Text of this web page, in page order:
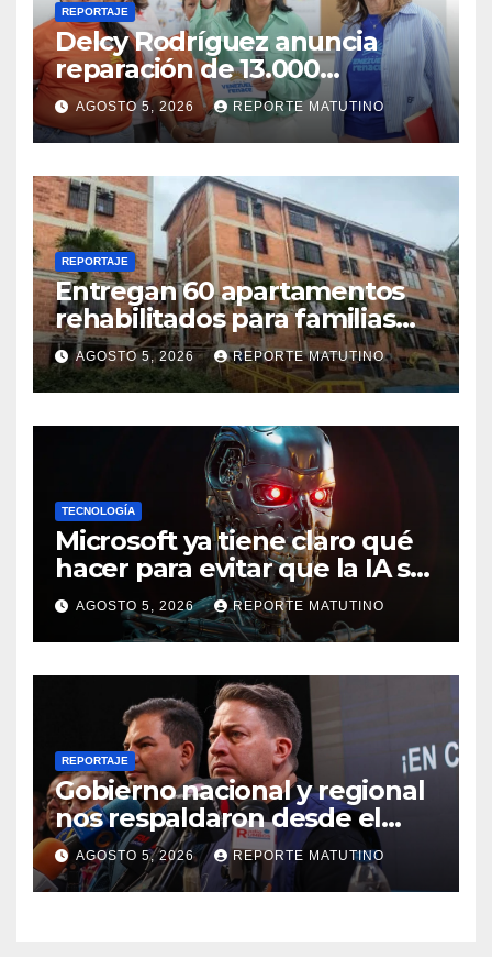
REPORTAJE
Delcy Rodríguez anuncia
reparación de 13.000
viviendas afectadas por los
terremotos
AGOSTO 5, 2026 REPORTE MATUTINO
REPORTAJE
Entregan 60 apartamentos
rehabilitados para familias
del urbanismo Ana Victoria
en La Guaira
AGOSTO 5, 2026 REPORTE MATUTINO
TECNOLOGÍA
Microsoft ya tiene claro qué
hacer para evitar que la IA se
salga de control
AGOSTO 5, 2026 REPORTE MATUTINO
REPORTAJE
Gobierno nacional y regional
nos respaldaron desde el
primer momento tras
terremotos del 24J
AGOSTO 5, 2026 REPORTE MATUTINO